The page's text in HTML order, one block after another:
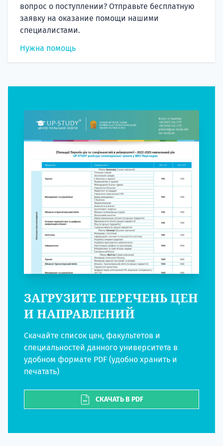
вопрос о поступлении? Отправьте бесплатную
заявку на оказание помощи нашими
специалистами.
Нужна помощь
ЗАГРУЗИТЕ ПЕРЕЧЕНЬ ЦЕН
И НАПРАВЛЕНИЙ
Скачайте список цен, факультетов и
специальностей данного университета в
удобном формате PDF (удобно хранить и
печатать)
СКАЧАТЬ В PDF